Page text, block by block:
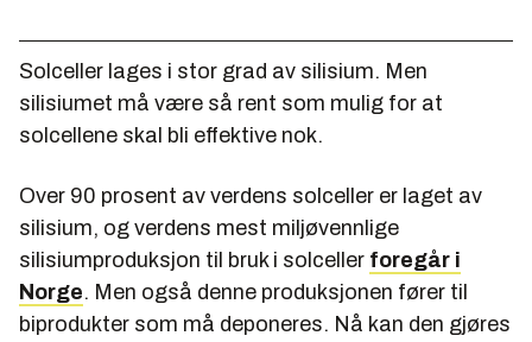
Solceller lages i stor grad av silisium. Men
silisiumet må være så rent som mulig for at
solcellene skal bli effektive nok.
Over 90 prosent av verdens solceller er laget av
silisium, og verdens mest miljøvennlige
silisiumproduksjon til bruk i solceller foregår i
Norge. Men også denne produksjonen fører til
biprodukter som må deponeres. Nå kan den gjøres